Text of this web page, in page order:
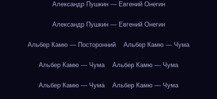
Александр Пушкин — Евгений Онегин
Александр Пушкин — Евгений Онегин
Альбер Камю — Посторонний Альбер Камю — Чума
Альбер Камю — Чума Альбер Камю — Чума
Альбер Камю — Чума Альбер Камю — Чума